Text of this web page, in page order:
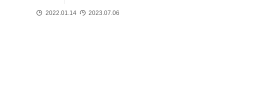
2022.01.14 2023.07.06